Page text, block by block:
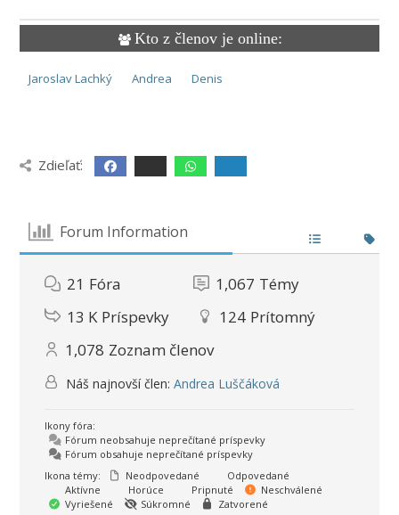
Kto z členov je online:
Jaroslav Lachký Andrea Denis
Zdieľať:
Forum Information
21 Fóra 1,067 Témy
13 K Príspevky 124 Prítomný
1,078 Zoznam členov
Náš najnovší člen:Andrea Luščáková
Ikony fóra:
Fórum neobsahuje neprečítané príspevky
Fórum obsahuje neprečítané príspevky
Ikona témy:
Neodpovedané
Odpovedané
Aktívne
Horúce Pripnuté
Neschválené
Vyriešené
Súkromné Zatvorené